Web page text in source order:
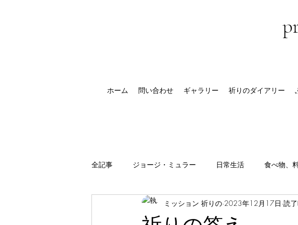
ホーム 問い合わせ ギャラリー 祈りのダイアリー
全記事 ジョージ・ミュラー 日常生活 食べ物、
祈りの恵みの現れミッション 祈りの 2023年12月17日 読